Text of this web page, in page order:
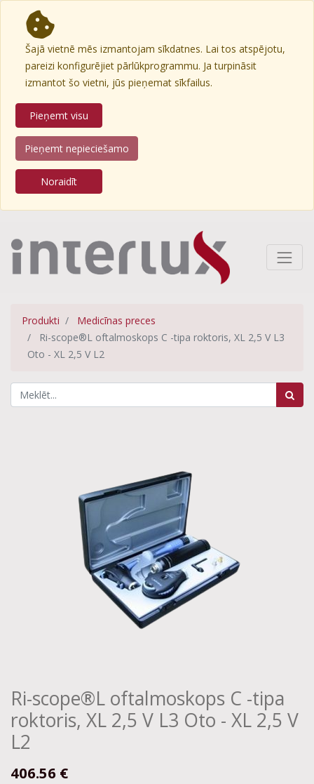
Šajā vietnē mēs izmantojam sīkdatnes. Lai tos atspējotu,
pareizi konfigurējiet pārlūkprogrammu. Ja turpināsit
izmantot šo vietni, jūs pieņemat sīkfailus.
Pieņemt visu
Pieņemt nepieciešamo
Noraidīt
Produkti
Medicīnas preces
Ri-scope®L oftalmoskops C -tipa roktoris, XL 2,5 V L3
Oto - XL 2,5 V L2
Ri-scope®L oftalmoskops C -tipa
roktoris, XL 2,5 V L3 Oto - XL 2,5 V
L2
406.56 €